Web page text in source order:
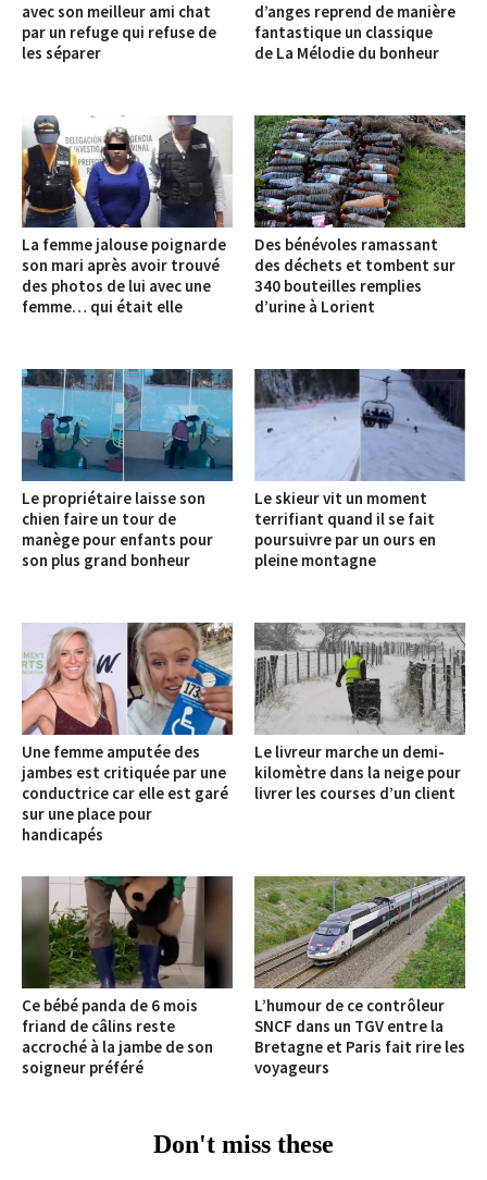
avec son meilleur ami chat
par un refuge qui refuse de
les séparer
d’anges reprend de manière
fantastique un classique
de La Mélodie du bonheur
La femme jalouse poignarde
son mari après avoir trouvé
des photos de lui avec une
femme… qui était elle
Des bénévoles ramassant
des déchets et tombent sur
340 bouteilles remplies
d’urine à Lorient
Le propriétaire laisse son
chien faire un tour de
manège pour enfants pour
son plus grand bonheur
Le skieur vit un moment
terrifiant quand il se fait
poursuivre par un ours en
pleine montagne
Une femme amputée des
jambes est critiquée par une
conductrice car elle est garé
sur une place pour
handicapés
Le livreur marche un demi-
kilomètre dans la neige pour
livrer les courses d’un client
Ce bébé panda de 6 mois
friand de câlins reste
accroché à la jambe de son
soigneur préféré
L’humour de ce contrôleur
SNCF dans un TGV entre la
Bretagne et Paris fait rire les
voyageurs
Don't miss these